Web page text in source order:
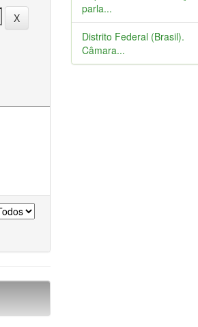
parla...
Distrito Federal (Brasil).
Câmara...